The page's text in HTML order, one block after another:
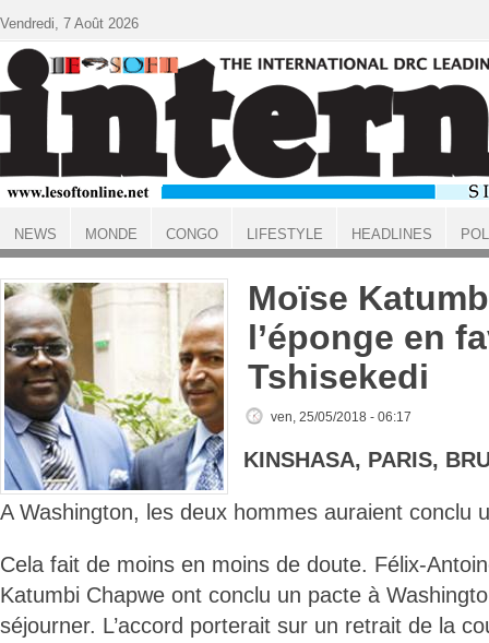
ACCUEIL
Moïse
l’éponge en
Tshisekedi
ven, 25/05/2018 - 06:17
KINSHASA, PARIS,
A Washington, les deux hommes auraient conclu
Cela fait de moins en moins de doute. Félix-
Katumbi Chapwe ont conclu un pacte à
séjourner. L’accord porterait sur un retrait de la
Vendredi, 7 Août 2026
NEWS MONDE CONGO LIFESTYLE HEADLINES